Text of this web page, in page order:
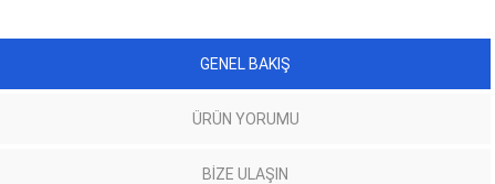
GENEL BAKIŞ
ÜRÜN YORUMU
BIZE ULAŞIN